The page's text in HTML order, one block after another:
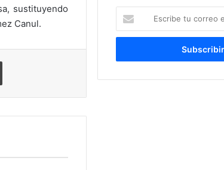
sustituyendo
Canul.
Imprimir
tu
correo